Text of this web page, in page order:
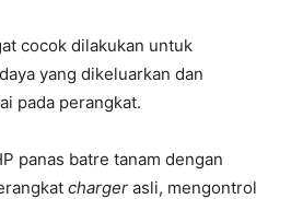
cocok dilakukan untuk
yang dikeluarkan dan
pada perangkat.
panas batre tanam dengan
charger asli, mengontrol